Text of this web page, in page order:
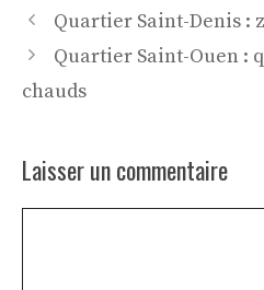
Quartier Saint-Denis :
Quartier Saint-Ouen :
chauds
Laisser un commentaire